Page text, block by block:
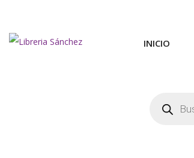
INICIO
productos